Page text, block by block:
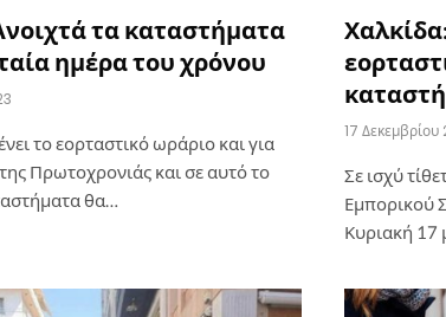
τα καταστήματα
ημέρα του χρόνου
το εορταστικό ωράριο και για
Πρωτοχρονιάς και σε αυτό το
θα…
17 Δεκεμβρίου
Σε ισχύ
Εμπορικού
Κυριακή 17